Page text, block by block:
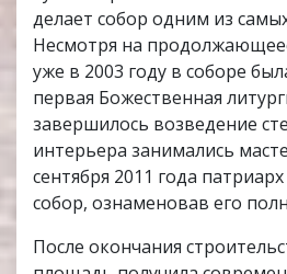
делает собор одним из
Несмотря на
уже в 2003 году в соборе
первая Божественная
завершилось возведение
интерьера занимались
сентября 2011 года
собор, ознаменовав его
После окончания